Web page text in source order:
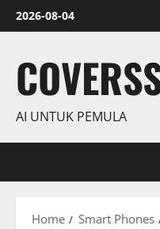
Skip
to
2026-08-04
AI UNTUK PEMULA
Home Smart Phones